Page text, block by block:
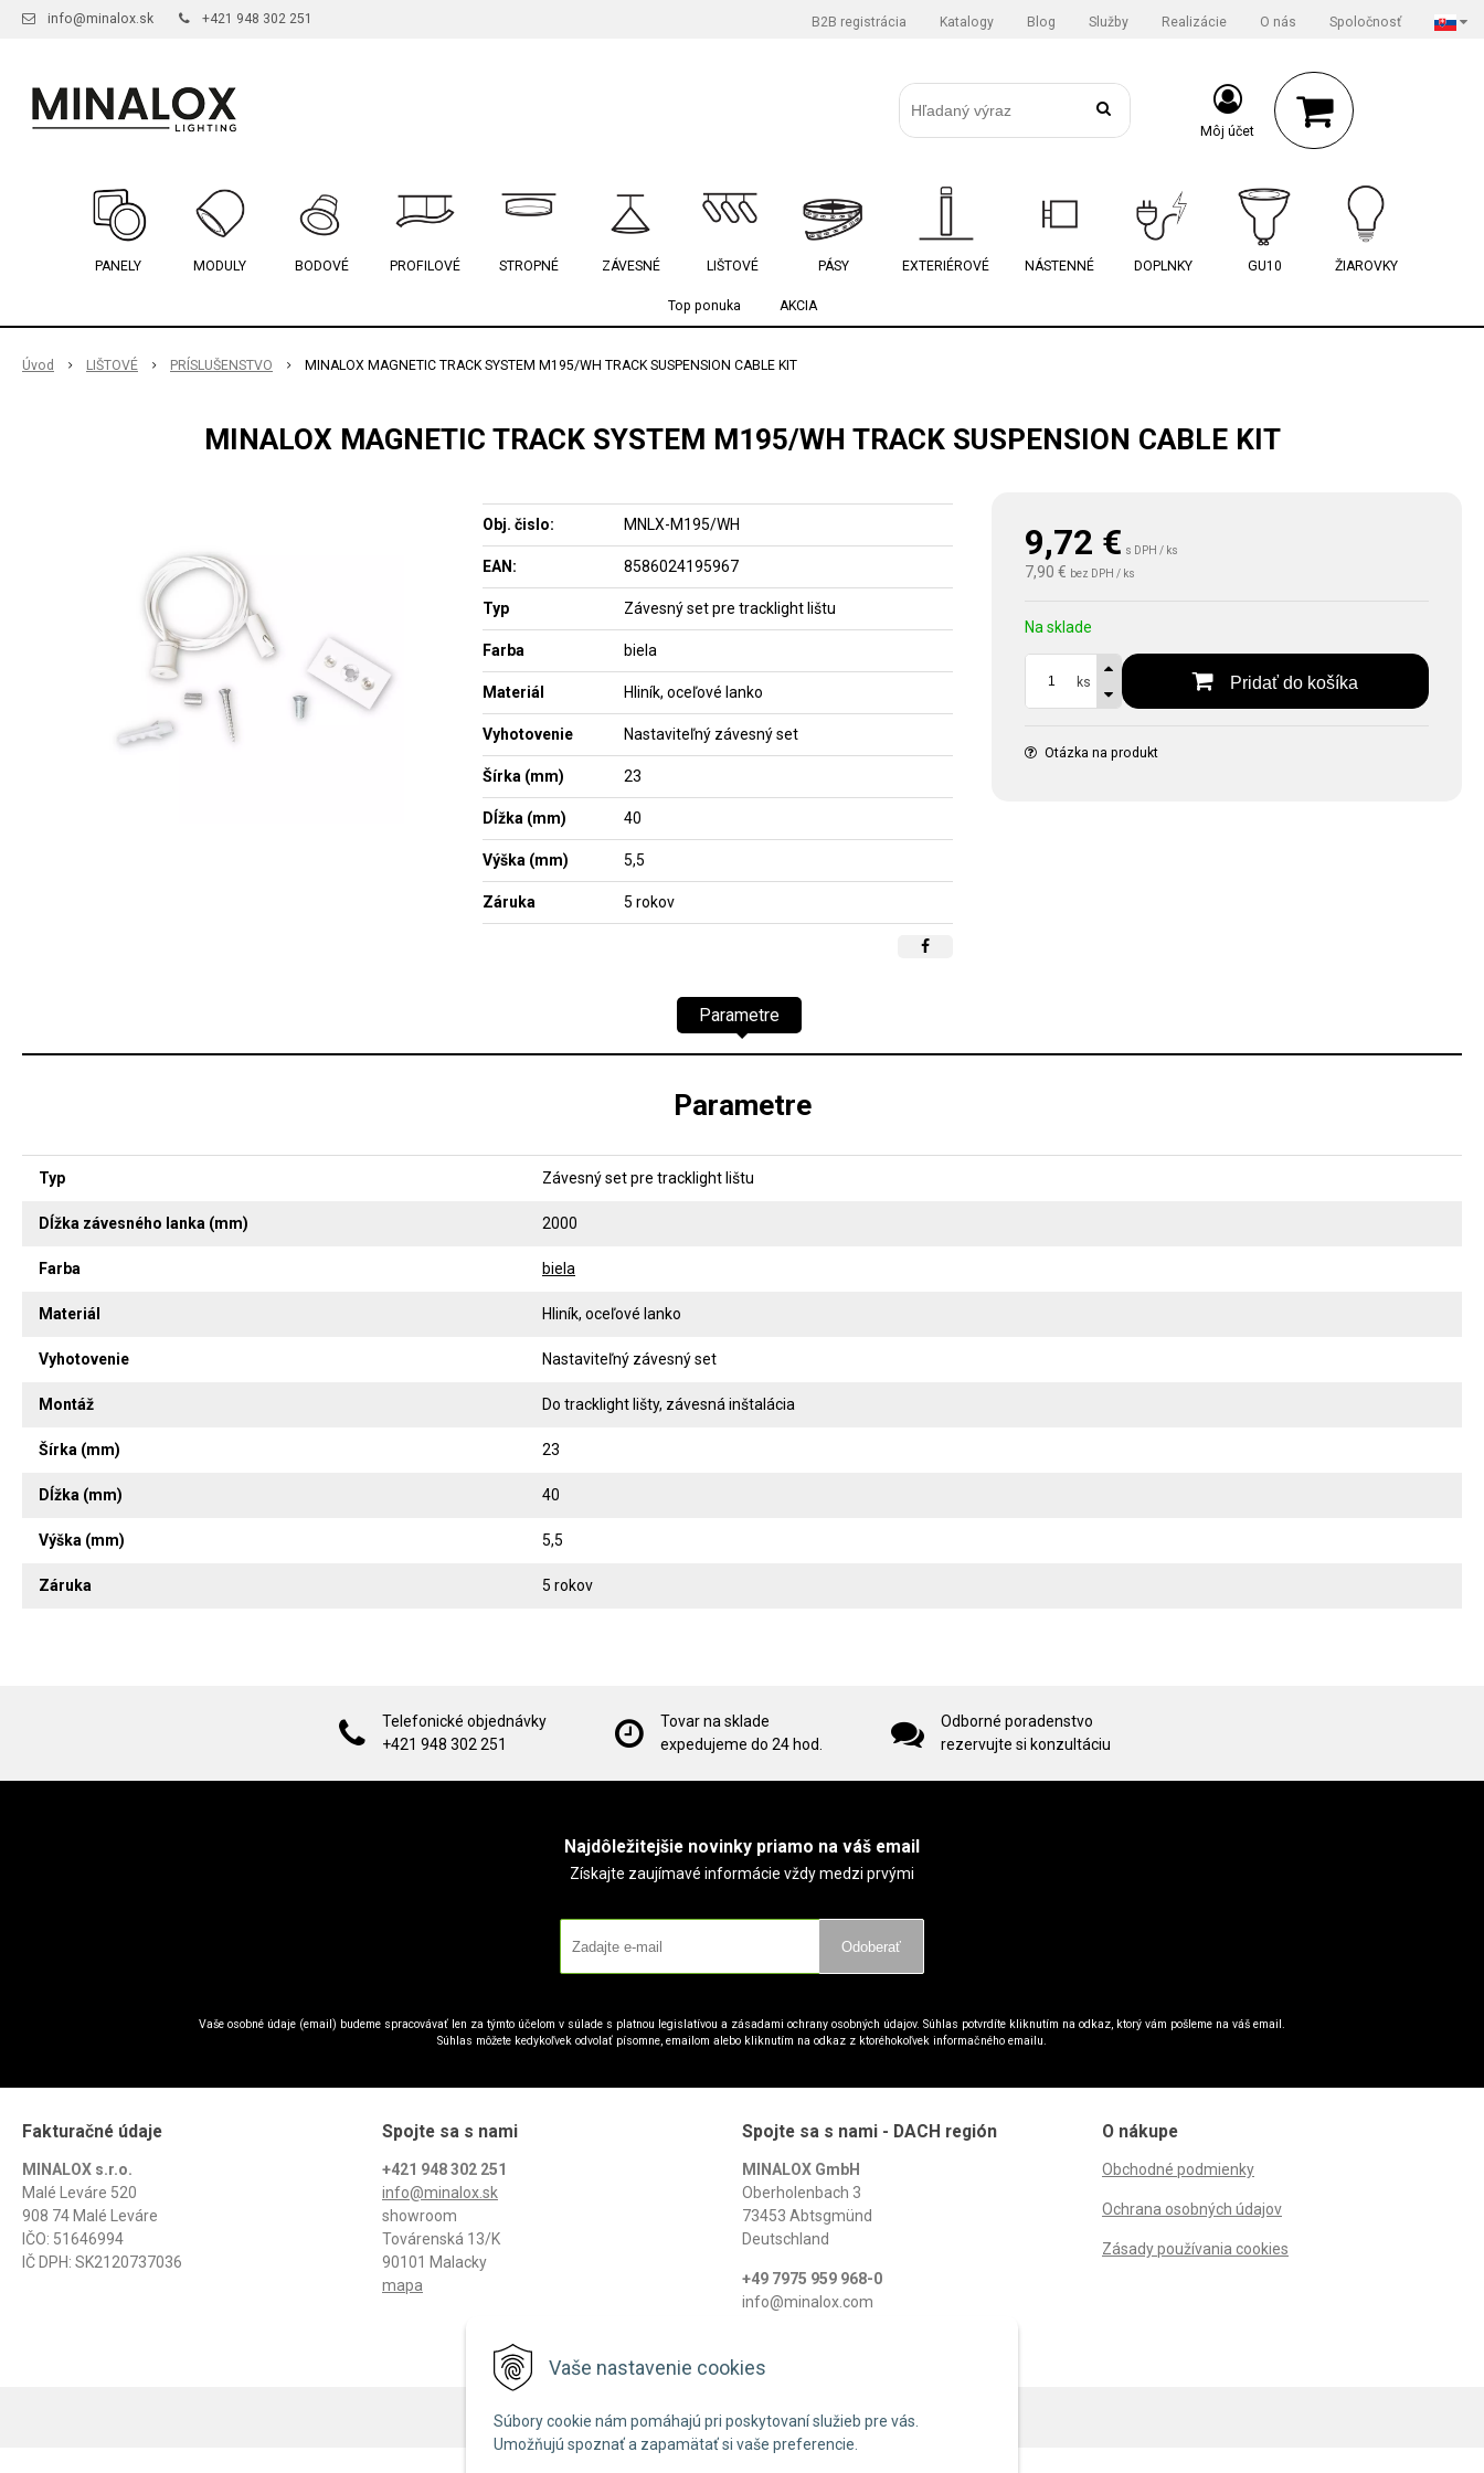
Vaše nastavenie cookies
Súbory cookie nám pomáhajú pri poskytovaní služieb pre vás.
Umožňujú spoznať a zapamätať si vaše preferencie.
info@minalox.sk +421 948 302 251 B2B registrácia Katalogy Blog Služby Realizácie O nás Spoločnosť
Môj účet
PANELY MODULY BODOVÉ PROFILOVÉ STROPNÉ ZÁVESNÉ LIŠTOVÉ PÁSY EXTERIÉROVÉ NÁSTENNÉ DOPLNKY GU10 ŽIAROVKY
Top ponuka AKCIA
Úvod LIŠTOVÉ PRÍSLUŠENSTVO MINALOX MAGNETIC TRACK SYSTEM M195/WH TRACK SUSPENSION CABLE KIT
MINALOX MAGNETIC TRACK SYSTEM M195/WH TRACK SUSPENSION CABLE KIT
9,72 € s DPH / ks
7,90 € bez DPH / ks
Na sklade
ks Pridať do košíka
Otázka na produkt
Obj. čislo: MNLX-M195/WH
EAN: 8586024195967
Typ Závesný set pre tracklight lištu
Farba biela
Materiál Hliník, oceľové lanko
Vyhotovenie Nastaviteľný závesný set
Šírka (mm) 23
Dĺžka (mm) 40
Výška (mm) 5,5
Záruka 5 rokov
Parametre
Parametre
Typ Závesný set pre tracklight lištu
Dĺžka závesného lanka (mm) 2000
Farba biela
Materiál Hliník, oceľové lanko
Vyhotovenie Nastaviteľný závesný set
Montáž Do tracklight lišty, závesná inštalácia
Šírka (mm) 23
Dĺžka (mm) 40
Výška (mm) 5,5
Záruka 5 rokov
Telefonické objednávky
+421 948 302 251
Tovar na sklade
expedujeme do 24 hod.
Odborné poradenstvo
rezervujte si konzultáciu
Najdôležitejšie novinky priamo na váš email
Získajte zaujímavé informácie vždy medzi prvými
Odoberať
Vaše osobné údaje (email) budeme spracovávať len za týmto účelom v súlade s platnou legislatívou a zásadami ochrany osobných údajov. Súhlas potvrdíte kliknutím na odkaz, ktorý vám pošleme na váš email.
Súhlas môžete kedykoľvek odvolať písomne, emailom alebo kliknutím na odkaz z ktoréhokoľvek informačného emailu.
Fakturačné údaje
MINALOX s.r.o.
Malé Leváre 520
908 74 Malé Leváre
IČO: 51646994
IČ DPH: SK2120737036
Spojte sa s nami
+421 948 302 251
info@minalox.sk
showroom
Továrenská 13/K
90101 Malacky
mapa
Spojte sa s nami - DACH región
MINALOX GmbH
Oberholenbach 3
73453 Abtsgmünd
Deutschland
+49 7975 959 968-0
info@minalox.com
O nákupe
Obchodné podmienky
Ochrana osobných údajov
Zásady používania cookies
© 2026 Minalox •NextShop&e-shop Pohoda ConnectorbyNextCom s.r.o.